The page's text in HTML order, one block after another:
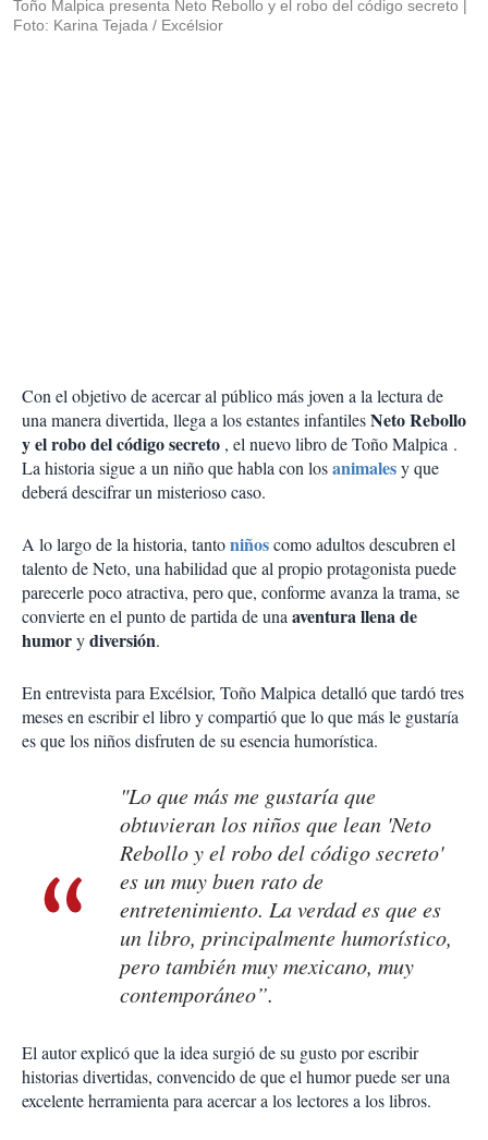
Toño Malpica presenta Neto Rebollo y el robo del código secreto
Foto: Karina Tejada / Excélsior
Con el objetivo de acercar al público más joven a la lectura de
una manera divertida, llega a los estantes infantilesNeto Rebollo
y el robo del código secreto , el nuevo libro de Toño Malpica .
La historia sigue a un niño que habla con losanimalesy que
deberá descifrar un misterioso caso.
A lo largo de la historia, tantoniñoscomo adultos descubren el
talento de Neto, una habilidad que al propio protagonista puede
parecerle poco atractiva, pero que, conforme avanza la trama, se
convierte en el punto de partida de unaaventura llena de
humorydiversión.
En entrevista para Excélsior, Toño Malpica detalló que tardó tres
meses en escribir el libro y compartió que lo que más le gustaría
es que los niños disfruten de su esencia humorística.
"Lo que más me gustaría que
obtuvieran los niños que lean 'Neto
Rebollo y el robo del código secreto'
es un muy buen rato de
entretenimiento. La verdad es que es
un libro, principalmente humorístico,
pero también muy mexicano, muy
contemporáneo”.
El autor explicó que la idea surgió de su gusto por escribir
historias divertidas, convencido de que el humor puede ser una
excelente herramienta para acercar a los lectores a los libros.